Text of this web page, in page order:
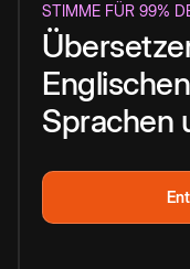
STIMME FÜR 99%
Sprachen